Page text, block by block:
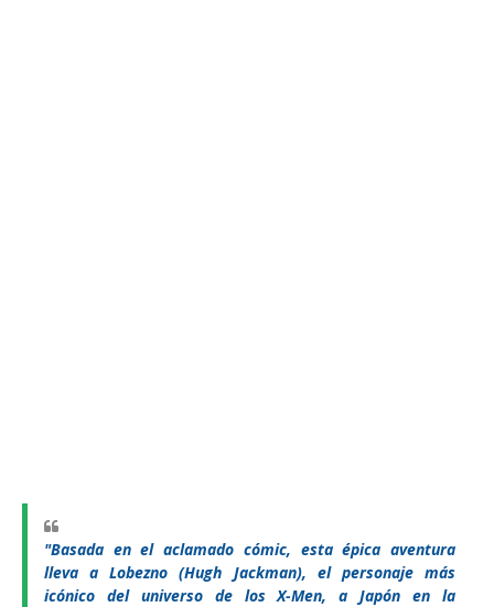
"Basada en el aclamado cómic, esta épica aventura
lleva a Lobezno (Hugh Jackman), el personaje más
icónico del universo de los X-Men, a Japón en la